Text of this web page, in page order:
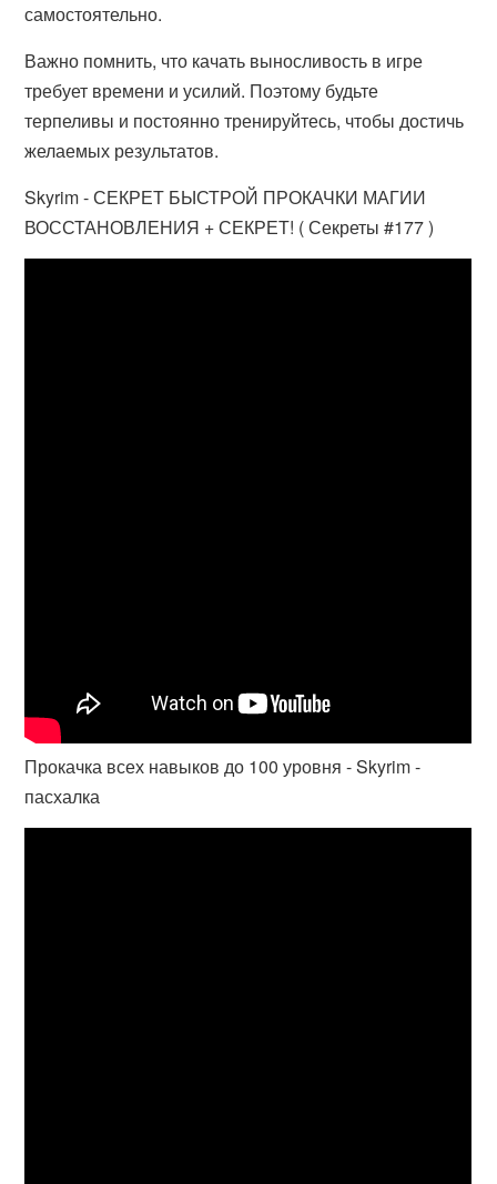
самостоятельно.
Важно помнить, что качать выносливость в игре
требует времени и усилий. Поэтому будьте
терпеливы и постоянно тренируйтесь, чтобы достичь
желаемых результатов.
Skyrim - СЕКРЕТ БЫСТРОЙ ПРОКАЧКИ МАГИИ
ВОССТАНОВЛЕНИЯ + СЕКРЕТ! ( Секреты #177 )
Прокачка всех навыков до 100 уровня - Skyrim -
пасхалка